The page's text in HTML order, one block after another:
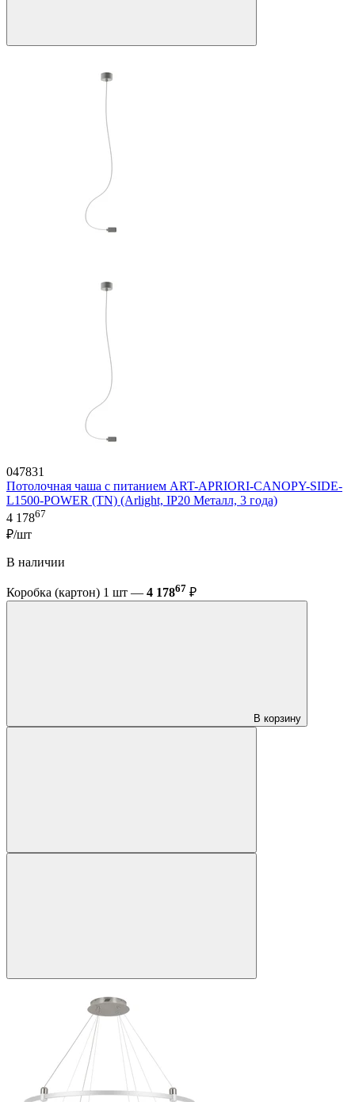
047831
Потолочная чаша с питанием ART-APRIORI-CANOPY-SIDE-
L1500-POWER (TN) (Arlight, IP20 Металл, 3 года)
4 17867
₽/шт
В наличии
Коробка (картон) 1 шт — 4 17867 ₽
В корзину